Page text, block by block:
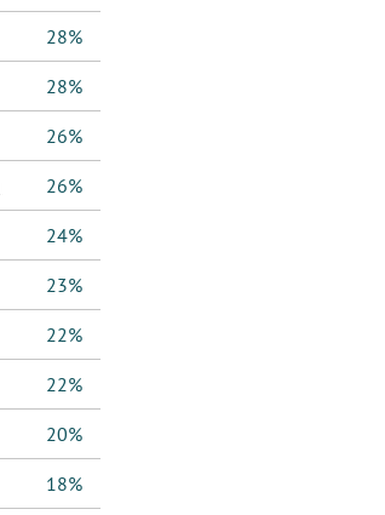
28%
28%
26%
26%
24%
23%
22%
22%
20%
18%